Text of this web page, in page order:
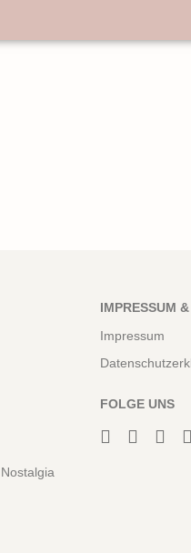
IMPRESSUM
Impressum
FOLGE UNS